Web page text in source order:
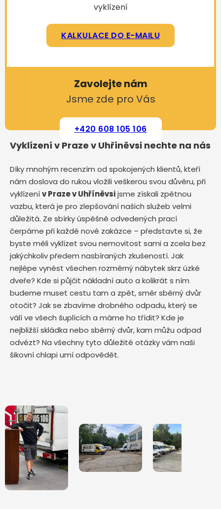
vyklízení
KALKULACE DO E-MAILU
Zavolejte nám
Jsme zde pro Vás
+420 608 105 106
Vyklízení v Praze v Uhříněvsi nechte na nás
Díky mnohým recenzím od spokojených klientů, kteří
nám doslova do rukou vložili veškerou svou důvěru, při
vyklízenív Praze v Uhříněvsijsme získali zpětnou
vazbu, která je pro zlepšování našich služeb velmi
důležitá. Ze sbírky úspěšně odvedených prací
čerpáme při každé nové zakázce – představte si, že
byste měli vyklízet svou nemovitost sami a zcela bez
jakýchkoliv předem nasbíraných zkušeností. Jak
nejlépe vynést všechen rozměrný nábytek skrz úzké
dveře? Kde si půjčit nákladní auto a kolikrát s ním
budeme muset cestu tam a zpět, směr sběrný dvůr
otočit? Jak se zbavíme drobného odpadu, který se
válí ve všech šuplících a máme ho třídit? Kde je
nejbližší skládka nebo sběrný dvůr, kam můžu odpad
odvézt? Na všechny tyto důležité otázky vám naši
šikovní chlapi umí odpovědět.